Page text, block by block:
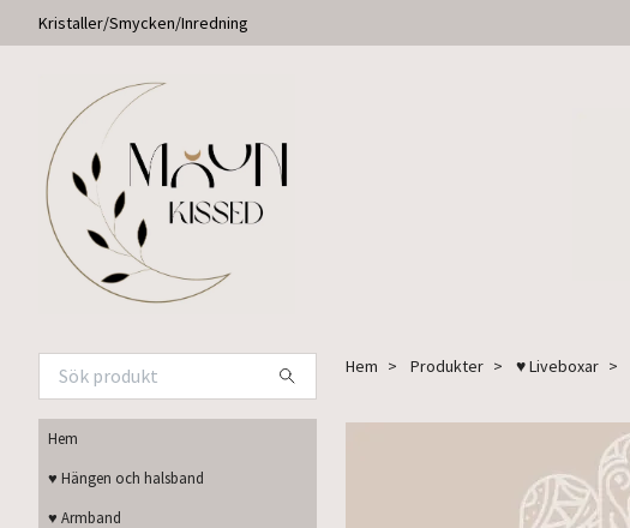
Kristaller/Smycken/Inredning
Hem
♥ Hängen och halsband
♥ Armband
Hem Produkter ♥ Liveboxar